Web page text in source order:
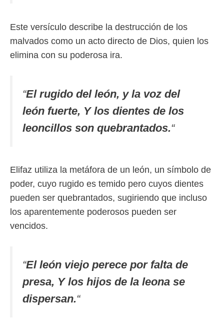
Este versículo describe la destrucción de los
malvados como un acto directo de Dios, quien los
elimina con su poderosa ira.
“El rugido del león, y la voz del
león fuerte, Y los dientes de los
leoncillos son quebrantados.“
Elifaz utiliza la metáfora de un león, un símbolo de
poder, cuyo rugido es temido pero cuyos dientes
pueden ser quebrantados, sugiriendo que incluso
los aparentemente poderosos pueden ser
vencidos.
“El león viejo perece por falta de
presa, Y los hijos de la leona se
dispersan.“